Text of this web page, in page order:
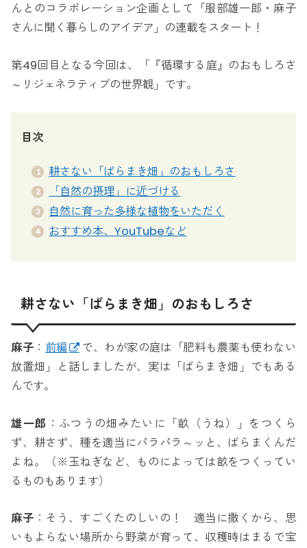
んとのコラボレーション企画として「服部雄一郎・麻子
さんに聞く暮らしのアイデア」の連載をスタート！
第49回目となる今回は、「『循環する庭』のおもしろさ
～リジェネラティブの世界観」です。
目次
耕さない「ばらまき畑」のおもしろさ
「自然の摂理」に近づける
自然に育った多様な植物をいただく
おすすめ本、YouTubeなど
耕さない「ばらまき畑」のおもしろさ
麻子 ： 前編
で、わが家の庭は「肥料も農薬も使わない
放置畑」と話しましたが、実は「ばらまき畑」でもある
んです。
雄一郎 ：ふつうの畑みたいに「畝（うね）」をつくら
ず、耕さず、種を適当にパラパラ～ッと、ばらまくんだ
よね。（※玉ねぎなど、ものによっては畝をつくってい
るものもあります）
麻子 ：そう、すごくたのしいの！ 適当に撒くから、思
いもよらない場所から野菜が育って、収穫時はまるで宝